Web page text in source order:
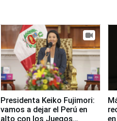
Presidenta Keiko Fujimori:
vamos a dejar el Perú en
alto con los Juegos